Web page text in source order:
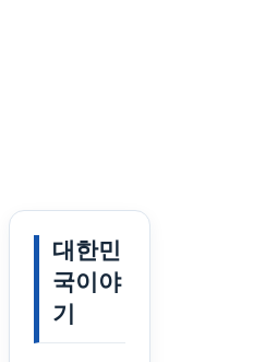
대한민
국이야
기